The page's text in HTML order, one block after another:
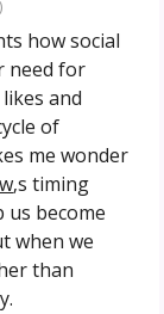
how social
need for
and
of
me wonder
‚s timing
us become
when we
than